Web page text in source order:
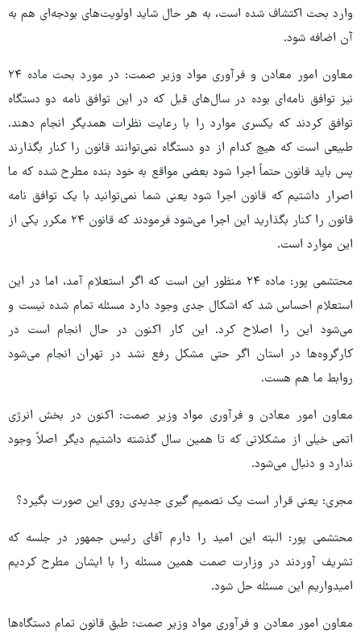
وارد بحث اکتشاف شده است، به هر حال شاید اولویت‌های بودجه‌ای هم به
آن اضافه شود.
معاون امور معادن و فرآوری مواد وزیر صمت: در مورد بحث ماده ۲۴
نیز توافق نامه‌ای بوده در سال‌های قبل که در این توافق نامه دو دستگاه
توافق کردند که یکسری موارد را با رعایت نظرات همدیگر انجام دهند.
طبیعی است که هیچ کدام از دو دستگاه نمی‌توانند قانون را کنار بگذارند
پس باید قانون حتماً اجرا شود بعضی مواقع به خود بنده مطرح شده که ما
اصرار داشتیم که قانون اجرا شود یعنی شما نمی‌توانید با یک توافق نامه
قانون را کنار بگذارید این اجرا می‌شود فرمودند که قانون ۲۴ مکرر یکی از
این موارد است.
محتشمی پور: ماده ۲۴ منظور این است که اگر استعلام آمد، اما در این
استعلام احساس شد که اشکال جدی وجود دارد مسئله تمام شده نیست و
می‌شود این را اصلاح کرد. این کار اکنون در حال انجام است در
کارگروه‌ها در استان اگر حتی مشکل رفع نشد در تهران انجام می‌شود
روابط ما هم هست.
معاون امور معادن و فرآوری مواد وزیر صمت: اکنون در بخش انرژی
اتمی خیلی از مشکلاتی که تا همین سال گذشته داشتیم دیگر اصلاً وجود
ندارد و دنبال می‌شود.
مجری: یعنی قرار است یک تصمیم گیری جدیدی روی این صورت بگیرد؟
محتشمی پور: البته این امید را دارم آقای رئیس جمهور در جلسه که
تشریف آوردند در وزارت صمت همین مسئله را با ایشان مطرح کردیم
امیدواریم این مسئله حل شود.
معاون امور معادن و فرآوری مواد وزیر صمت: طبق قانون تمام دستگاه‌ها